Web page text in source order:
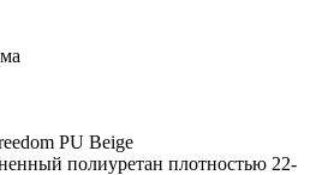
PU Beige
полиуретан плотностью 22-